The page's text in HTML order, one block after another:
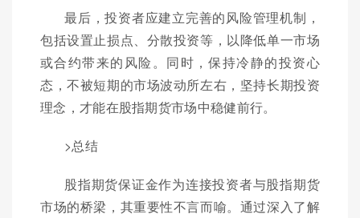
最后，投资者应建立完善的风险管理机制，
包括设置止损点、分散投资等，以降低单一市场
或合约带来的风险。同时，保持冷静的投资心
态，不被短期的市场波动所左右，坚持长期投资
理念，才能在股指期货市场中稳健前行。
>总结
股指期货保证金作为连接投资者与股指期货
市场的桥梁，其重要性不言而喻。通过深入了解